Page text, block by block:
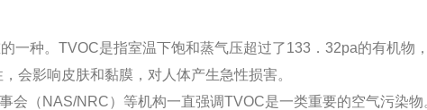
种。TVOC是指室温下饱和蒸气压超过了133．32pa的有机物
会影响皮肤和黏膜，对人体产生急性损害。
（NAS/NRC）等机构一直强调TVOC是一类重要的空气污染